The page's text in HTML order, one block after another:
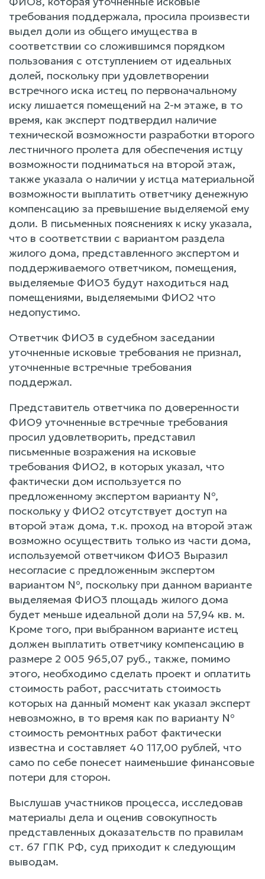
требования поддержала, просила произвести
выдел доли из общего имущества в
соответствии со сложившимся порядком
пользования с отступлением от идеальных
долей, поскольку при удовлетворении
встречного иска истец по первоначальному
иску лишается помещений на 2-м этаже, в то
время, как эксперт подтвердил наличие
технической возможности разработки второго
лестничного пролета для обеспечения истцу
возможности подниматься на второй этаж,
также указала о наличии у истца материальной
возможности выплатить ответчику денежную
компенсацию за превышение выделяемой ему
доли. В письменных пояснениях к иску указала,
что в соответствии с вариантом раздела
жилого дома, представленного экспертом и
поддерживаемого ответчиком, помещения,
выделяемые ФИО3 будут находиться над
помещениями, выделяемыми ФИО2 что
недопустимо.
Ответчик ФИО3 в судебном заседании
уточненные исковые требования не признал,
уточненные встречные требования
поддержал.
Представитель ответчика по доверенности
ФИО9 уточненные встречные требования
просил удовлетворить, представил
письменные возражения на исковые
требования ФИО2, в которых указал, что
фактически дом используется по
предложенному экспертом варианту №,
поскольку у ФИО2 отсутствует доступ на
второй этаж дома, т.к. проход на второй этаж
возможно осуществить только из части дома,
используемой ответчиком ФИО3 Выразил
несогласие с предложенным экспертом
вариантом №, поскольку при данном варианте
выделяемая ФИО3 площадь жилого дома
будет меньше идеальной доли на 57,94 кв. м.
Кроме того, при выбранном варианте истец
должен выплатить ответчику компенсацию в
размере 2 005 965,07 руб., также, помимо
этого, необходимо сделать проект и оплатить
стоимость работ, рассчитать стоимость
которых на данный момент как указал эксперт
невозможно, в то время как по варианту №
стоимость ремонтных работ фактически
известна и составляет 40 117,00 рублей, что
само по себе понесет наименьшие финансовые
потери для сторон.
Выслушав участников процесса, исследовав
материалы дела и оценив совокупность
представленных доказательств по правилам
ст. 67 ГПК РФ, суд приходит к следующим
выводам.